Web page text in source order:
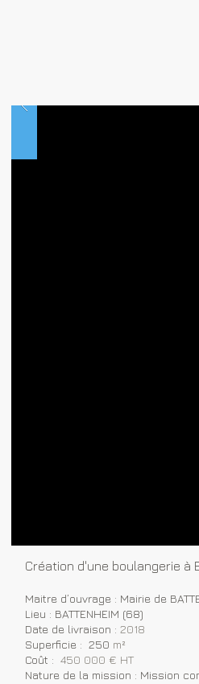
Création d'une boulangerie à
Maitre d’ouvrage : Mairie de
Lieu : BATTENHEIM (68)
Date de livraison : 2018
Superficie : 250 m²
Coût : 450 000 € HT
Nature de la mission : Mission